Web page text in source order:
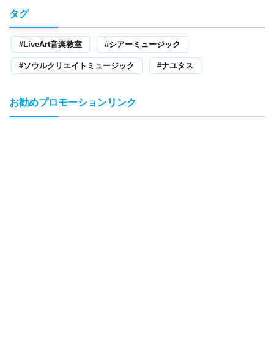
タグ
LiveArt音楽教室 シアーミュージック
ソウルクリエイトミュージック ナユタス
お勧めプロモーションリンク